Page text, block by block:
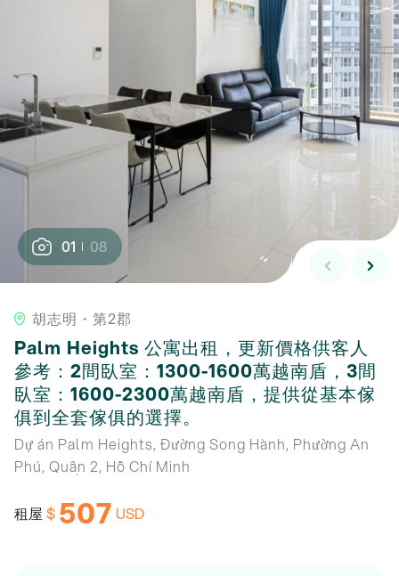
01 08
胡志明・第2郡
Palm Heights 公寓出租，更新價格供客人
參考：2間臥室：1300-1600萬越南盾，3間
臥室：1600-2300萬越南盾，提供從基本傢
俱到全套傢俱的選擇。
Dự án Palm Heights, Đường Song Hành, Phường An
Phú, Quận 2, Hồ Chí Minh
租屋 $ 507 USD